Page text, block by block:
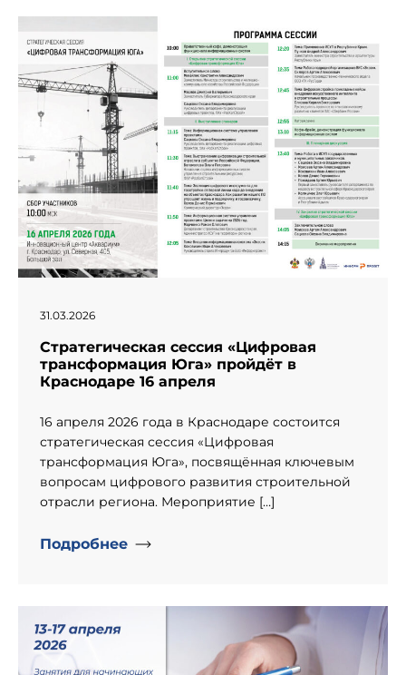
31.03.2026
Стратегическая сессия «Цифровая
трансформация Юга» пройдёт в
Краснодаре 16 апреля
16 апреля 2026 года в Краснодаре состоится
стратегическая сессия «Цифровая
трансформация Юга», посвящённая ключевым
вопросам цифрового развития строительной
отрасли региона. Мероприятие […]
Подробнее
" alt="День рождение компании «Информпроект».">